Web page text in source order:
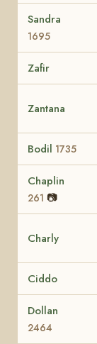
Sandra
1695
Zafir
Zantana
Bodil 1735
Chaplin
261 📷
Charly
Ciddo
Dollan
2464